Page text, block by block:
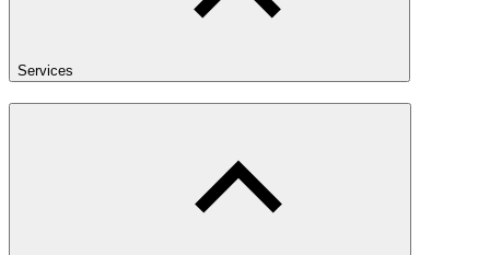
Services